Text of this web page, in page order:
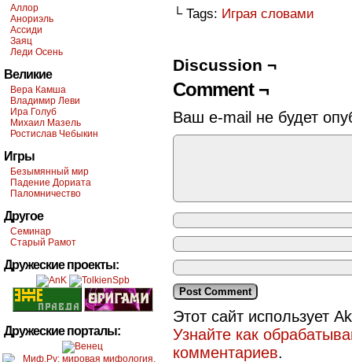
Аллор
Анориэль
Ассиди
Заяц
Леди Осень
Великие
Вера Камша
Владимир Леви
Ира Голуб
Михаил Мазель
Ростислав Чебыкин
Игры
Безымянный мир
Падение Дориата
Паломничество
Другое
Семинар
Старый Рамот
Дружеские проекты:
Дружеские порталы:
└ Tags: Играя словами
Discussion ¬
Comment ¬
Ваш e-mail не будет
Этот сайт использует
Узнайте как
комментариев.